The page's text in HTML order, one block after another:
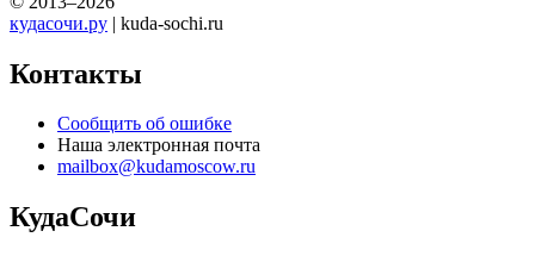
кудасочи.ру | kuda-sochi.ru
Контакты
Сообщить об ошибке
Наша электронная почта
mailbox@kudamoscow.ru
КудаСочи